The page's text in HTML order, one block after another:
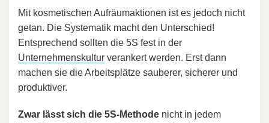
Mit kosmetischen Aufräumaktionen ist es jedoch nicht
getan. Die Systematik macht den Unterschied!
Entsprechend sollten die 5S fest in der
Unternehmenskultur verankert werden. Erst dann
machen sie die Arbeitsplätze sauberer, sicherer und
produktiver.
Zwar lässt sich die 5S-Methode nicht in jedem